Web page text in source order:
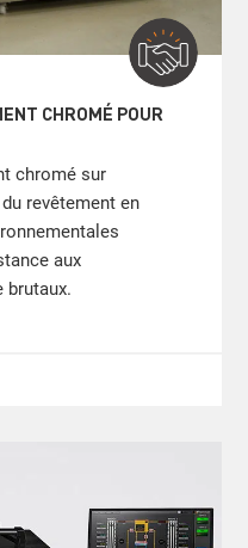
CHROMÉ POUR
chromé sur
revêtement en
aux
brutaux.